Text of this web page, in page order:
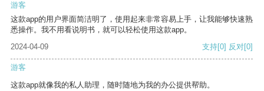
游客
这款app的用户界面简洁明了，使用起来非常容易上手，让我能够快速熟
悉操作。我不用看说明书，就可以轻松使用这款app。
2024-04-09
支持[0] 反对[0]
游客
这款app就像我的私人助理，随时随地为我的办公提供帮助。